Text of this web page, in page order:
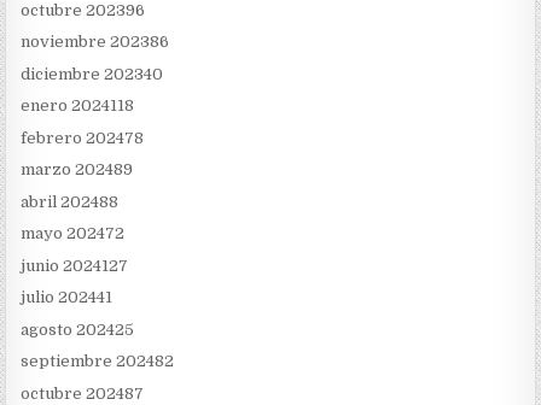
octubre 202396
noviembre 202386
diciembre 202340
enero 2024118
febrero 202478
marzo 202489
abril 202488
mayo 202472
junio 2024127
julio 202441
agosto 202425
septiembre 202482
octubre 202487